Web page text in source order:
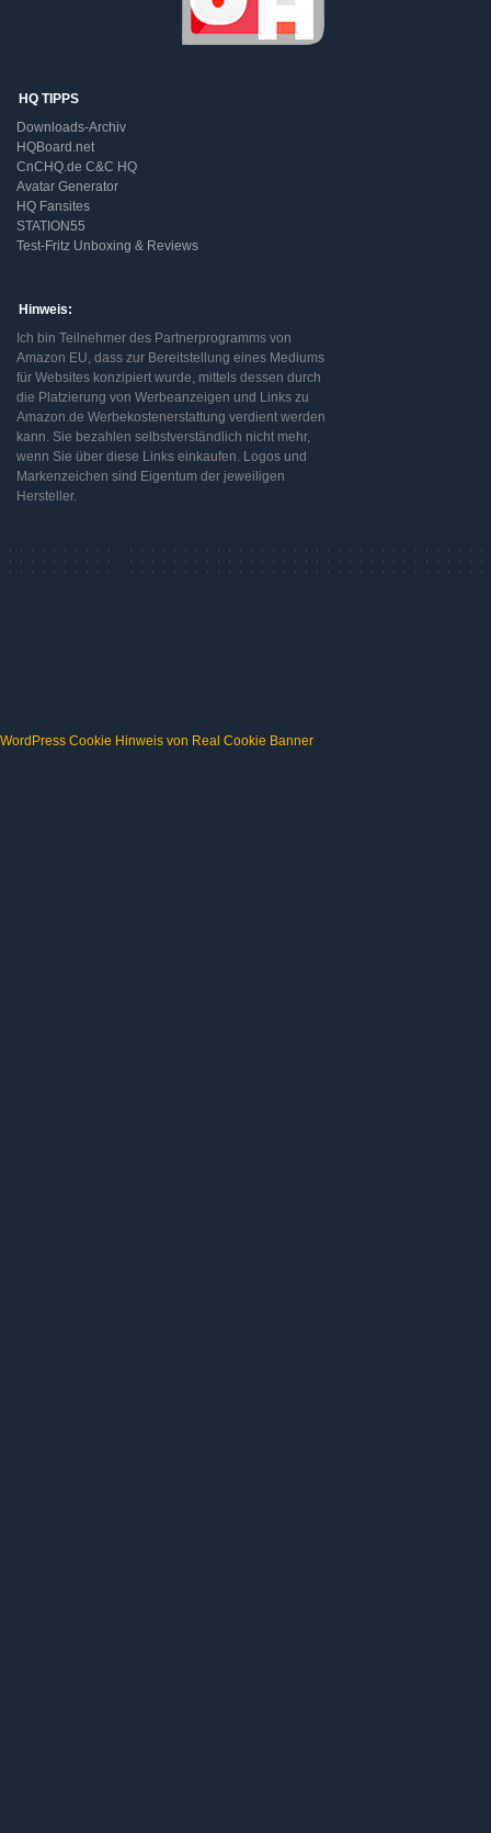
HQ TIPPS
Downloads-Archiv
HQBoard.net
CnCHQ.de C&C HQ
Avatar Generator
HQ Fansites
STATION55
Test-Fritz Unboxing & Reviews
Hinweis:
Ich bin Teilnehmer des Partnerprogramms von
Amazon EU, dass zur Bereitstellung eines Mediums
für Websites konzipiert wurde, mittels dessen durch
die Platzierung von Werbeanzeigen und Links zu
Amazon.de Werbekostenerstattung verdient werden
kann. Sie bezahlen selbstverständlich nicht mehr,
wenn Sie über diese Links einkaufen. Logos und
Markenzeichen sind Eigentum der jeweiligen
Hersteller.
WordPress Cookie Hinweis von Real Cookie Banner